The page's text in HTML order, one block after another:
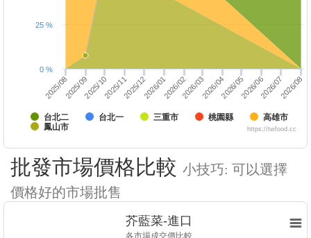
台北二 台北一 三重市 桃園縣
高雄市
鳳山市
2025/082025/092025/102025/112025/122026/012026/022026/032026/042026/052026/062026/072026/08
0 %
25 %
https://twfood.cc
批發市場價格比較 小技巧: 可以選擇
價格好的市場批售
芥藍菜-進口
各市場成交價比較